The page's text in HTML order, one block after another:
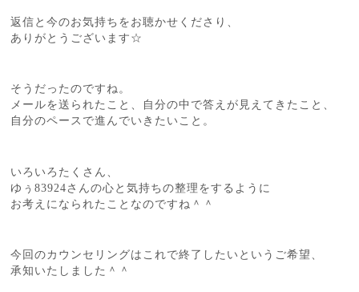
返信と今のお気持ちをお聴かせくださり、
ありがとうございます☆
そうだったのですね。
メールを送られたこと、自分の中で答えが見えてきたこと、
自分のペースで進んでいきたいこと。
いろいろたくさん、
ゆぅ83924さんの心と気持ちの整理をするように
お考えになられたことなのですね＾＾
今回のカウンセリングはこれで終了したいというご希望、
承知いたしました＾＾